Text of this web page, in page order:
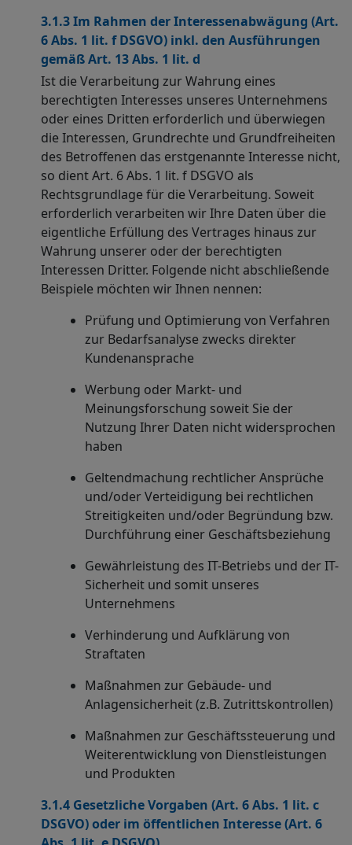
3.1.3 Im Rahmen der Interessenabwägung (Art.
6 Abs. 1 lit. f DSGVO) inkl. den Ausführungen
gemäß Art. 13 Abs. 1 lit. d
Ist die Verarbeitung zur Wahrung eines
berechtigten Interesses unseres Unternehmens
oder eines Dritten erforderlich und überwiegen
die Interessen, Grundrechte und Grundfreiheiten
des Betroffenen das erstgenannte Interesse nicht,
so dient Art. 6 Abs. 1 lit. f DSGVO als
Rechtsgrundlage für die Verarbeitung. Soweit
erforderlich verarbeiten wir Ihre Daten über die
eigentliche Erfüllung des Vertrages hinaus zur
Wahrung unserer oder der berechtigten
Interessen Dritter. Folgende nicht abschließende
Beispiele möchten wir Ihnen nennen:
Prüfung und Optimierung von Verfahren
zur Bedarfsanalyse zwecks direkter
Kundenansprache
Werbung oder Markt- und
Meinungsforschung soweit Sie der
Nutzung Ihrer Daten nicht widersprochen
haben
Geltendmachung rechtlicher Ansprüche
und/oder Verteidigung bei rechtlichen
Streitigkeiten und/oder Begründung bzw.
Durchführung einer Geschäftsbeziehung
Gewährleistung des IT-Betriebs und der IT-
Sicherheit und somit unseres
Unternehmens
Verhinderung und Aufklärung von
Straftaten
Maßnahmen zur Gebäude- und
Anlagensicherheit (z.B. Zutrittskontrollen)
Maßnahmen zur Geschäftssteuerung und
Weiterentwicklung von Dienstleistungen
und Produkten
3.1.4 Gesetzliche Vorgaben (Art. 6 Abs. 1 lit. c
DSGVO) oder im öffentlichen Interesse (Art. 6